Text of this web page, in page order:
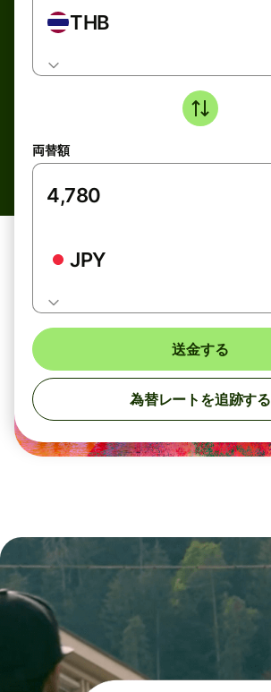
THB
両替額
JPY
送金する
為替レートを追跡する